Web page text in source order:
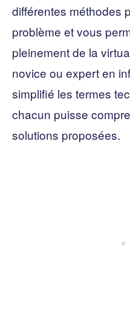
différentes méthodes
problème et vous
pleinement de la
novice ou expert en
simplifié les termes
chacun puisse
solutions proposées.